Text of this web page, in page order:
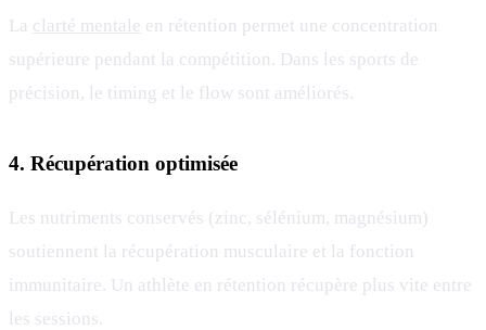
La clarté mentale en rétention permet une concentration
supérieure pendant la compétition. Dans les sports de
précision, le timing et le flow sont améliorés.
4. Récupération optimisée
Les nutriments conservés (zinc, sélénium, magnésium)
soutiennent la récupération musculaire et la fonction
immunitaire. Un athlète en rétention récupère plus vite entre
les sessions.